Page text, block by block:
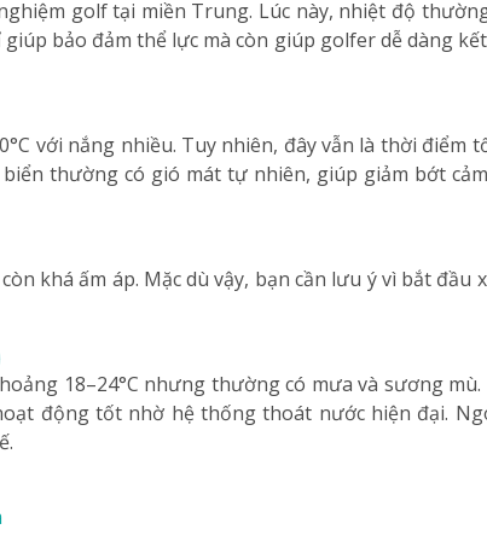
golf tại miền Trung. Lúc này, nhiệt độ
bảo đảm thể lực mà còn giúp golfer dễ dàng
với nắng nhiều. Tuy nhiên, đây vẫn là thời điểm
thường có gió mát tự nhiên, giúp giảm bớt
khá ấm áp. Mặc dù vậy, bạn cần lưu ý vì bắt
18–24°C nhưng thường có mưa và sương
động tốt nhờ hệ thống thoát nước hiện đại.